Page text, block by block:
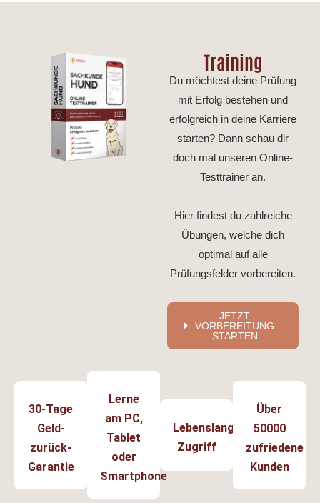
Training
Du möchtest deine Prüfung
mit Erfolg bestehen und
erfolgreich in deine Karriere
starten? Dann schau dir
doch mal unseren Online-
Testtrainer an.
Hier findest du zahlreiche
Übungen, welche dich
optimal auf alle
Prüfungsfelder vorbereiten.
JETZT
VORBEREITUNG
STARTEN
30-Tage
Geld-
zurück-
Garantie
Lerne
am PC,
Tablet
oder
Smartphone
Lebenslanger
Zugriff
Über
50000
zufriedene
Kunden